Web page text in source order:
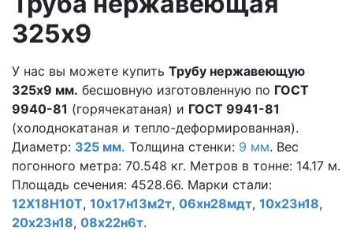
325х9
У нас вы можете купить Трубу нержавеющую
325х9 мм. бесшовную изготовленную по ГОСТ
9940-81 (горячекатаная) и ГОСТ 9941-81
(холоднокатаная и тепло-деформированная).
Диаметр: 325 мм. Толщина стенки: 9 мм. Вес
погонного метра: 70.548 кг. Метров в тонне: 14.17 м.
Площадь сечения: 4528.66. Марки стали:
12Х18Н10Т, 10х17н13м2т, 06хн28мдт, 10х23н18,
20х23н18, 08х22н6т.